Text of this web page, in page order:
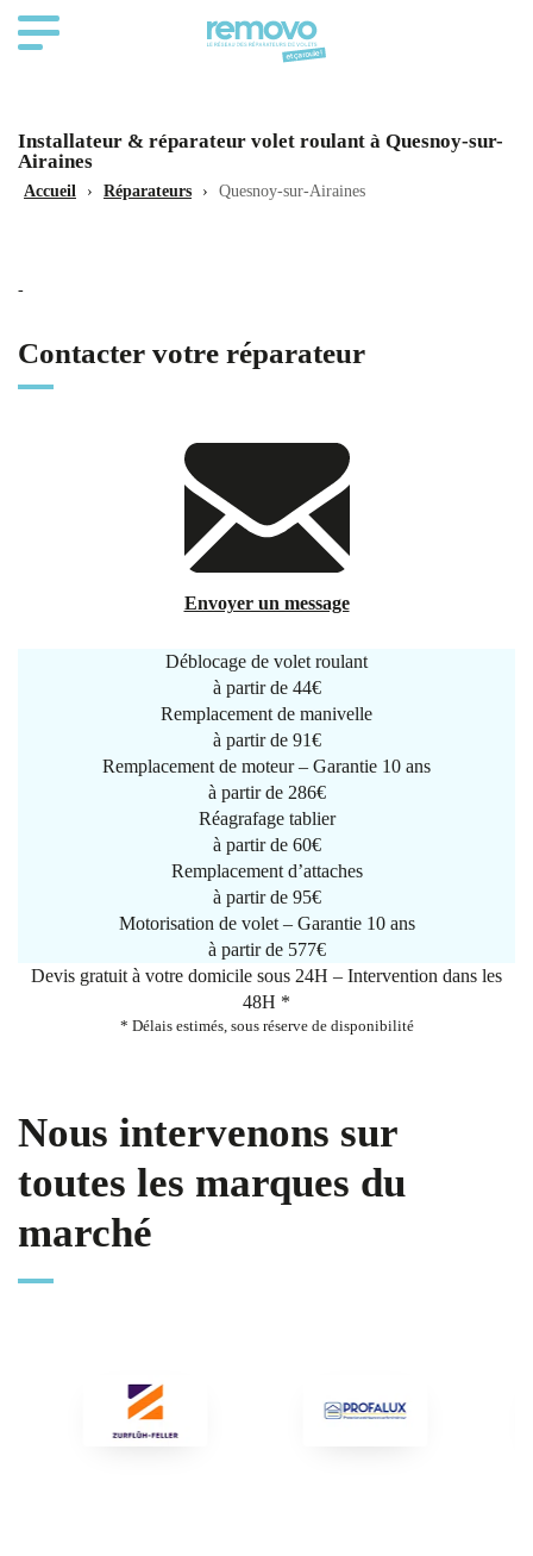
Installateur & réparateur volet roulant à Quesnoy-sur-
Airaines
Accueil › Réparateurs › Quesnoy-sur-Airaines
-
Contacter votre réparateur
Envoyer un message
Déblocage de volet roulant
à partir de 44€
Remplacement de manivelle
à partir de 91€
Remplacement de moteur – Garantie 10 ans
à partir de 286€
Réagrafage tablier
à partir de 60€
Remplacement d’attaches
à partir de 95€
Motorisation de volet – Garantie 10 ans
à partir de 577€
Devis gratuit à votre domicile sous 24H – Intervention dans les
48H *
* Délais estimés, sous réserve de disponibilité
Nous intervenons sur
toutes les marques du
marché